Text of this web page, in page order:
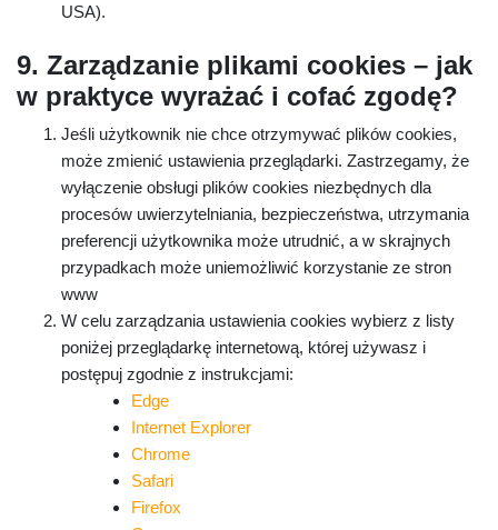
USA).
9. Zarządzanie plikami cookies – jak
w praktyce wyrażać i cofać zgodę?
Jeśli użytkownik nie chce otrzymywać plików cookies,
może zmienić ustawienia przeglądarki. Zastrzegamy, że
wyłączenie obsługi plików cookies niezbędnych dla
procesów uwierzytelniania, bezpieczeństwa, utrzymania
preferencji użytkownika może utrudnić, a w skrajnych
przypadkach może uniemożliwić korzystanie ze stron
www
W celu zarządzania ustawienia cookies wybierz z listy
poniżej przeglądarkę internetową, której używasz i
postępuj zgodnie z instrukcjami:
Edge
Internet Explorer
Chrome
Safari
Firefox